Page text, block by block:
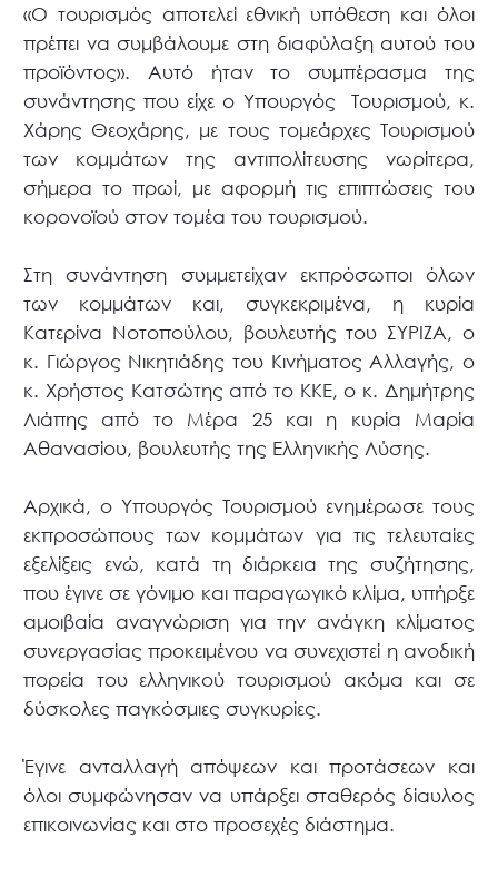
«Ο τουρισμός αποτελεί εθνική υπόθεση και όλοι
πρέπει να συμβάλουμε στη διαφύλαξη αυτού του
προϊόντος». Αυτό ήταν το συμπέρασμα της
συνάντησης που είχε ο Υπουργός Τουρισμού, κ.
Χάρης Θεοχάρης, με τους τομεάρχες Τουρισμού
των κομμάτων της αντιπολίτευσης νωρίτερα,
σήμερα το πρωί, με αφορμή τις επιπτώσεις του
κορονοϊού στον τομέα του τουρισμού.
Στη συνάντηση συμμετείχαν εκπρόσωποι όλων
των κομμάτων και, συγκεκριμένα, η κυρία
Κατερίνα Νοτοπούλου, βουλευτής του ΣΥΡΙΖΑ, ο
κ. Γιώργος Νικητιάδης του Κινήματος Αλλαγής, ο
κ. Χρήστος Κατσώτης από το ΚΚΕ, ο κ. Δημήτρης
Λιάπης από το Μέρα 25 και η κυρία Μαρία
Αθανασίου, βουλευτής της Ελληνικής Λύσης.
Αρχικά, ο Υπουργός Τουρισμού ενημέρωσε τους
εκπροσώπους των κομμάτων για τις τελευταίες
εξελίξεις ενώ, κατά τη διάρκεια της συζήτησης,
που έγινε σε γόνιμο και παραγωγικό κλίμα, υπήρξε
αμοιβαία αναγνώριση για την ανάγκη κλίματος
συνεργασίας προκειμένου να συνεχιστεί η ανοδική
πορεία του ελληνικού τουρισμού ακόμα και σε
δύσκολες παγκόσμιες συγκυρίες.
Έγινε ανταλλαγή απόψεων και προτάσεων και
όλοι συμφώνησαν να υπάρξει σταθερός δίαυλος
επικοινωνίας και στο προσεχές διάστημα.